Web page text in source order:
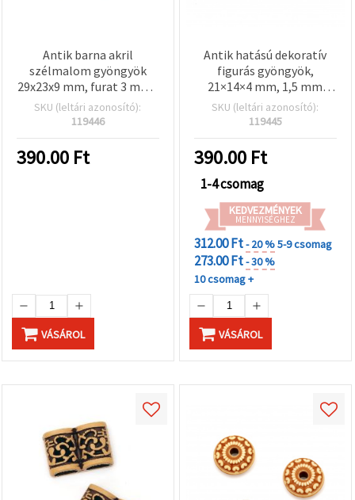
Antik barna akril
szélmalom gyöngyök
29x23x9 mm, furat 3 mm -
50 g (~15 db)
SKU (leltári azonosító):
119446
390.00 Ft
VÁSÁROL
Antik hatású dekoratív
figurás gyöngyök,
21×14×4 mm, 1,5 mm
furat, barna – 50 g (~75
db)
SKU (leltári azonosító):
119445
390.00 Ft
1-4 csomag
KEDVEZMÉNYEK
MENNYISÉGHEZ
312.00 Ft- 20 %5-9 csomag
273.00 Ft- 30 %
10 csomag +
VÁSÁROL